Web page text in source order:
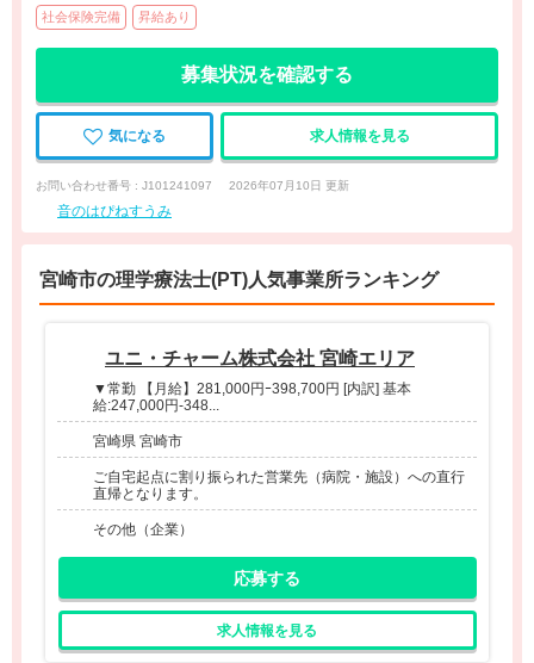
社会保険完備 昇給あり
募集状況を確認する
気になる 求人情報を見る
お問い合わせ番号 : J101241097 2026年07月10日 更新
音のはぴねすうみ
宮崎市の理学療法士(PT)人気事業所ランキング
ユニ・チャーム株式会社 宮崎エリア
▼常勤 【月給】281,000円ｰ398,700円 [内訳] 基本
給:247,000円-348...
宮崎県 宮崎市
ご自宅起点に割り振られた営業先（病院・施設）への直行
直帰となります。
その他（企業）
応募する
求人情報を見る